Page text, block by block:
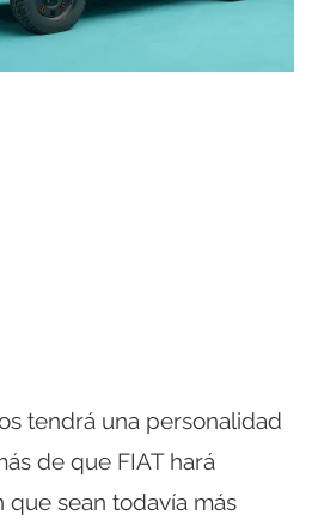
tendrá una personalidad
de que FIAT hará
que sean todavía más